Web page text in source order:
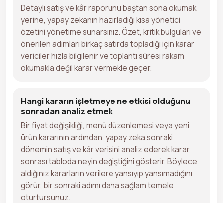
Detaylı satış ve kâr raporunu baştan sona okumak
yerine, yapay zekanın hazırladığı kısa yönetici
özetini yönetime sunarsınız. Özet, kritik bulguları ve
önerilen adımları birkaç satırda topladığı için karar
vericiler hızla bilgilenir ve toplantı süresi rakam
okumakla değil karar vermekle geçer.
Hangi kararın işletmeye ne etkisi olduğunu
sonradan analiz etmek
Bir fiyat değişikliği, menü düzenlemesi veya yeni
ürün kararının ardından, yapay zeka sonraki
dönemin satış ve kâr verisini analiz ederek karar
sonrası tabloda neyin değiştiğini gösterir. Böylece
aldığınız kararların verilere yansıyıp yansımadığını
görür, bir sonraki adımı daha sağlam temele
oturtursunuz.